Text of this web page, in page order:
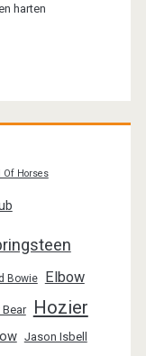
harten
Of Horses
Bowie Elbow
Hozier
Jason Isbell